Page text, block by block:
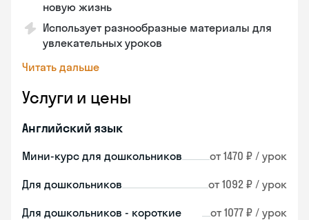
новую жизнь
Использует разнообразные материалы для
увлекательных уроков
Читать дальше
Услуги и цены
Английский язык
Мини-курс для дошкольников от 1470 ₽ / урок
Для дошкольников от 1092 ₽ / урок
Для дошкольников - короткие
от 1077 ₽ / урок